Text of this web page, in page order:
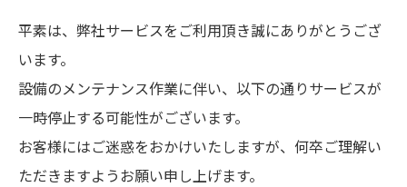
平素は、弊社サービスをご利用頂き誠にありがとうござ
います。
設備のメンテナンス作業に伴い、以下の通りサービスが
一時停止する可能性がございます。
お客様にはご迷惑をおかけいたしますが、何卒ご理解い
ただきますようお願い申し上げます。